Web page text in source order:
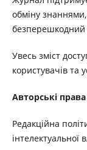
обміну
безперешкодний
Увесь зміст
користувачів та
Авторські права
Редакційна
інтелектуальної